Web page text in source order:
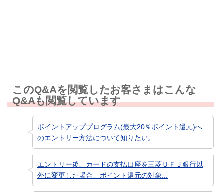
このQ&Aを閲覧したお客さまはこんな
Q&Aも閲覧しています
ポイントアッププログラム(最大20％ポイント還元)へ
のエントリー方法について知りたい。
エントリー後、カードの支払口座を三菱ＵＦＪ銀行以
外に変更した場合、ポイント還元の対象...